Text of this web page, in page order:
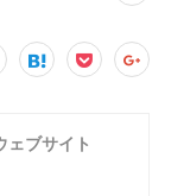
ブサイト